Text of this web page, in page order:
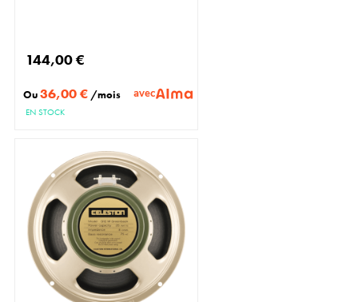
144,00 €
Ou36,00 € /mois avec
EN STOCK